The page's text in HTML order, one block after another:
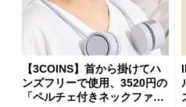
【3COINS】首から掛けてハ
ンズフリーで使用、3520円の
「ペルチェ付きネックファ